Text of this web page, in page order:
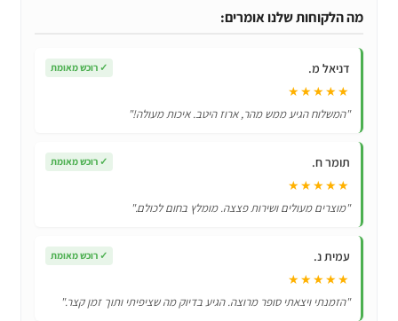
לטלוויזית
HISENSE
מה הלקוחות שלנו אומרים:
דניאל מ. ✓ רוכש מאומת
★★★★★
"המשלוח הגיע ממש מהר, ארוז היטב. איכות מעולה!"
תומר ח. ✓ רוכש מאומת
★★★★★
"מוצרים מעולים ושירות פצצה. מומלץ בחום לכולם."
עמית נ. ✓ רוכש מאומת
★★★★★
"הזמנתי ויצאתי סופר מרוצה. הגיע בדיוק מה שציפיתי ותוך זמן קצר."